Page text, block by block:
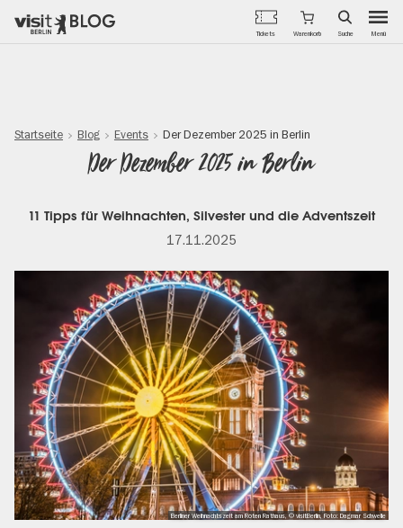
Menü
Tickets Warenkorb Suche
Startseite Blog Events Der Dezember 2025 in Berlin
Der Dezember 2025 in Berlin
11 Tipps für Weihnachten, Silvester und die Adventszeit
17.11.2025
Berliner Weihnachtszeit am Roten Rathaus, © visitBerlin, Foto: Dagmar Schwelle